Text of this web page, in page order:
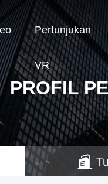
Pertunjukan
VR
PROFIL